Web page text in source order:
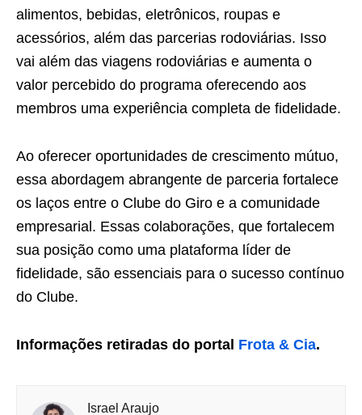
alimentos, bebidas, eletrônicos, roupas e
acessórios, além das parcerias rodoviárias. Isso
vai além das viagens rodoviárias e aumenta o
valor percebido do programa oferecendo aos
membros uma experiência completa de fidelidade.
Ao oferecer oportunidades de crescimento mútuo,
essa abordagem abrangente de parceria fortalece
os laços entre o Clube do Giro e a comunidade
empresarial. Essas colaborações, que fortalecem
sua posição como uma plataforma líder de
fidelidade, são essenciais para o sucesso contínuo
do Clube.
Informações retiradas do portal Frota & Cia.
Israel Araujo